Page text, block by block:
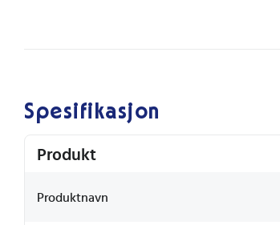
Spesifikasjon
Produkt
Produktnavn